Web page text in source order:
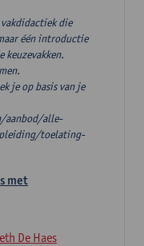
die
één introductie
keuzevakken.
je op basis van je
aanbod/alle-
toelating-
met
De Haes